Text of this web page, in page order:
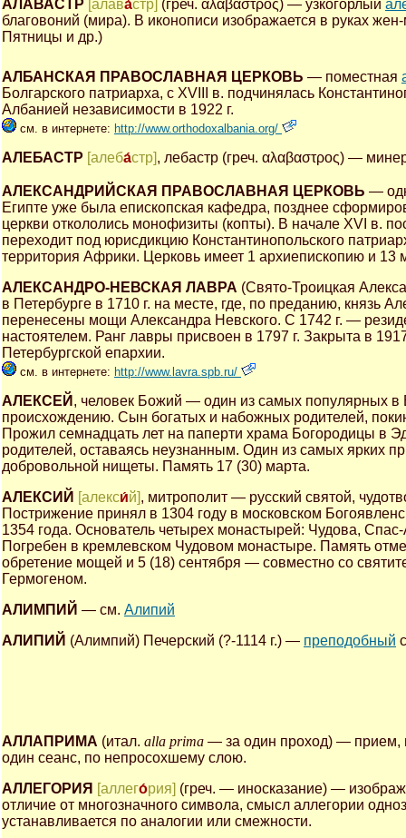
АЛАВАСТР [алава́стр] (греч. αλαβαστρος) — узкогорлый
благовоний (мира). В иконописи изображается в руках
Пятницы и др.)
АЛБАНСКАЯ ПРАВОСЛАВНАЯ ЦЕРКОВЬ — поместная
Болгарского патриарха, с XVIII в. подчинялась
Албанией независимости в 1922 г.
см. в интернете: http://www.orthodoxalbania.org/
АЛЕБАСТР [алеба́стр], лебастр (греч. αλαβαστρος) —
АЛЕКСАНДРИЙСКАЯ ПРАВОСЛАВНАЯ ЦЕРКОВЬ —
Египте уже была епископская кафедра, позднее
церкви откололись монофизиты (копты). В начале XVI в.
переходит под юрисдикцию Константинопольского
территория Африки. Церковь имеет 1 архиепископию и 13
АЛЕКСАНДРО-НЕВСКАЯ ЛАВРА (Свято-Троицкая
в Петербурге в 1710 г. на месте, где, по преданию, князь
перенесены мощи Александра Невского. С 1742 г. —
настоятелем. Ранг лавры присвоен в 1797 г. Закрыта в
Петербургской епархии.
см. в интернете: http://www.lavra.spb.ru/
АЛЕКСЕЙ , человек Божий — один из самых популярных в
происхождению. Сын богатых и набожных родителей,
Прожил семнадцать лет на паперти храма Богородицы в
родителей, оставаясь неузнанным. Один из самых ярких
добровольной нищеты. Память 17 (30) марта.
АЛЕКСИЙ [алекси́й], митрополит — русский святой,
Пострижение принял в 1304 году в московском
1354 года. Основатель четырех монастырей: Чудова,
Погребен в кремлевском Чудовом монастыре. Память
обретение мощей и 5 (18) сентября — совместно со
Гермогеном.
АЛИМПИЙ — см. Алипий
АЛИПИЙ (Алимпий) Печерский (?-1114 г.) — преподобный
АЛЛАПРИМА (итал. alla prima — за один проход) — прием,
один сеанс, по непросохшему слою.
АЛЛЕГОРИЯ [аллего́рия] (греч. — иносказание) —
отличие от многозначного символа, смысл аллегории
устанавливается по аналогии или смежности.